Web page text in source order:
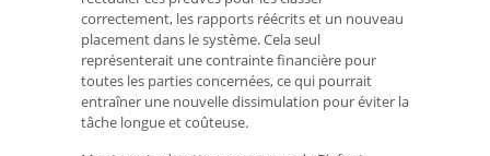
correctement, les rapports réécrits et un nouveau
placement dans le système. Cela seul
représenterait une contrainte financière pour
toutes les parties concernées, ce qui pourrait
entraîner une nouvelle dissimulation pour éviter la
tâche longue et coûteuse.